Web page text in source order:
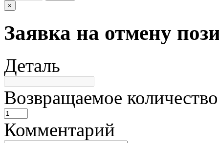
×
Заявка на отмену
Деталь
Возвращаемое количество
Комментарий